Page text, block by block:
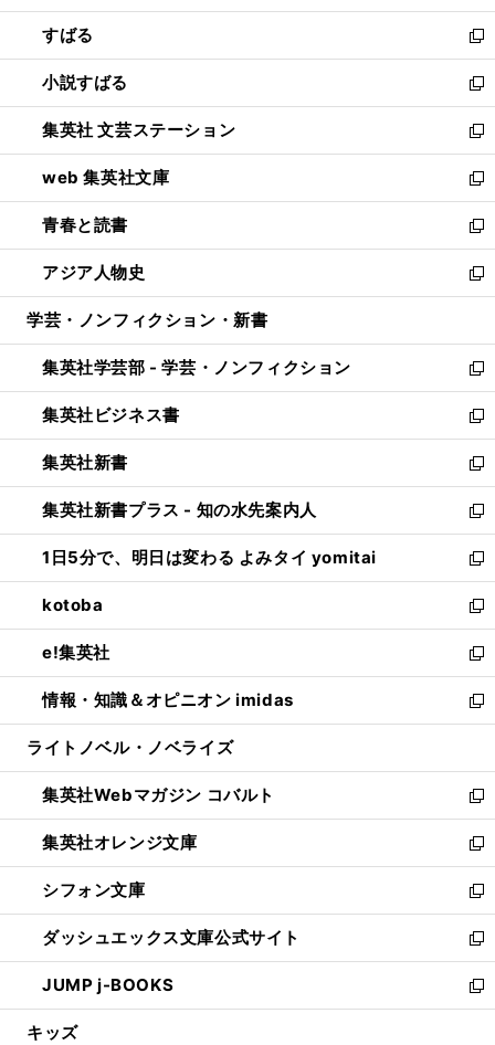
開
く
ウ
で
開
く
ン
ド
ウ
で
開
く
すばる
新
し
い
ウ
ィ
ン
ド
ウ
で
開
く
小説すばる
新
し
い
ウ
ィ
ン
ド
ウ
で
開
集英社 文芸ステーション
新
し
い
ウ
ィ
ン
ド
ウ
開
く
web 集英社文庫
新
し
い
ウ
ィ
ン
ウ
で
開
く
青春と読書
新
し
い
ウ
ン
ド
ウ
で
開
く
アジア人物史
新
し
ウ
ィ
ン
ド
ウ
で
開
く
学芸・ノンフィクション・新書
集英社学芸部 - 学芸・ノンフィクション
新
し
い
ウ
ィ
ン
ド
ウ
で
開
く
集英社ビジネス書
新
し
い
ウ
ィ
ン
ド
ウ
で
開
く
集英社新書
新
し
い
ウ
ィ
ン
ド
ウ
で
開
く
集英社新書プラス - 知の水先案内人
新
し
い
ウ
ィ
ン
ド
ウ
で
開
1日5分で、明日は変わる よみタイ yomitai
新
し
い
ウ
ィ
ン
ド
ウ
開
く
kotoba
新
し
い
ウ
ィ
ン
ウ
で
開
く
e!集英社
新
し
い
ウ
ン
ド
ウ
で
開
く
情報・知識＆オピニオン imidas
新
し
ウ
ィ
ン
ド
ウ
で
開
く
ライトノベル・ノベライズ
集英社Webマガジン コバルト
新
し
い
ウ
ィ
ン
ド
ウ
で
開
集英社オレンジ文庫
新
し
い
ウ
ィ
ン
ド
ウ
シフォン文庫
新
し
い
ウ
ィ
ン
ダッシュエックス文庫公式サイト
新
し
い
ウ
JUMP j-BOOKS
新
し
キッズ